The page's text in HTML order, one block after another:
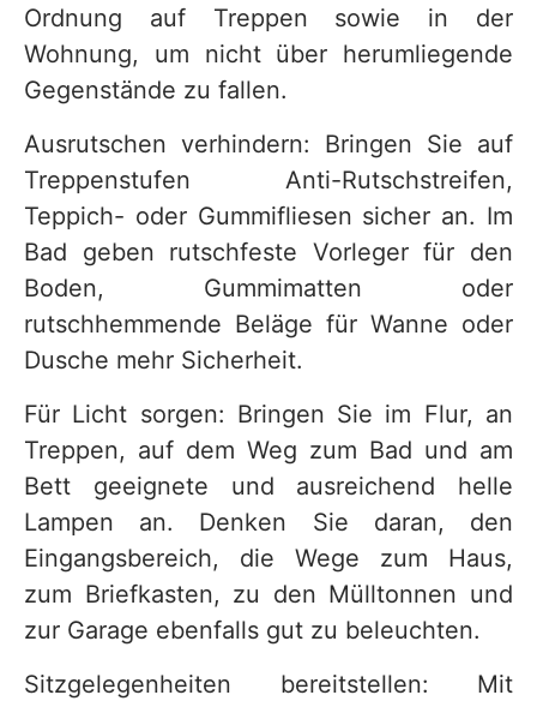
Ordnung auf Treppen sowie in der
Wohnung, um nicht über herumliegende
Gegenstände zu fallen.
Ausrutschen verhindern: Bringen Sie auf
Treppenstufen Anti-Rutschstreifen,
Teppich- oder Gummifliesen sicher an. Im
Bad geben rutschfeste Vorleger für den
Boden, Gummimatten oder
rutschhemmende Beläge für Wanne oder
Dusche mehr Sicherheit.
Für Licht sorgen: Bringen Sie im Flur, an
Treppen, auf dem Weg zum Bad und am
Bett geeignete und ausreichend helle
Lampen an. Denken Sie daran, den
Eingangsbereich, die Wege zum Haus,
zum Briefkasten, zu den Mülltonnen und
zur Garage ebenfalls gut zu beleuchten.
Sitzgelegenheiten bereitstellen: Mit